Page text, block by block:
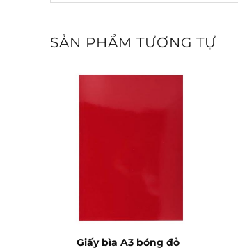
SẢN PHẨM TƯƠNG TỰ
Giấy bìa A3 bóng đỏ